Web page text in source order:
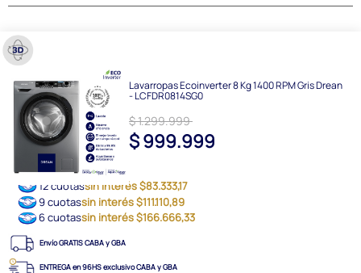
Lavarropas Ecoinverter 8 Kg 1400 RPM Gris Drean
- LCFDR0814SG0
$ 1.299.999
$ 999.999
12 cuotassin interés $83.333,17
9 cuotassin interés $111.110,89
6 cuotassin interés $166.666,33
Envío GRATIS CABA y GBA
ENTREGA en 96HS exclusivo CABA y GBA